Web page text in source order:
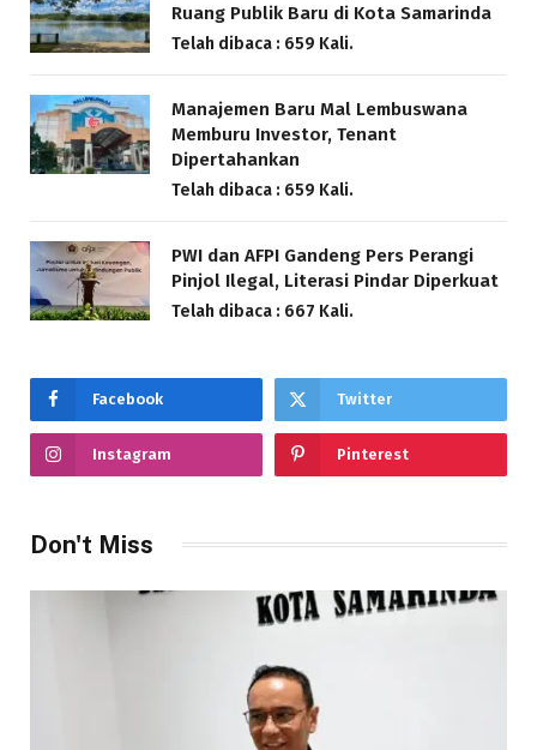
Ruang Publik Baru di Kota Samarinda
Telah dibaca : 659 Kali.
Manajemen Baru Mal Lembuswana
Memburu Investor, Tenant
Dipertahankan
Telah dibaca : 659 Kali.
PWI dan AFPI Gandeng Pers Perangi
Pinjol Ilegal, Literasi Pindar Diperkuat
Telah dibaca : 667 Kali.
Facebook Twitter
Instagram Pinterest
Don't Miss